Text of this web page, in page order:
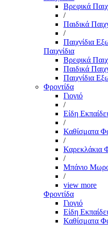
Βρεφικά
/
Παιδικά
/
Παιχνίδια
Παιχνίδια
Βρεφικά
Παιδικά
Παιχνίδια
Φροντίδα
Γιογιό
/
Είδη
/
Καθίσματα
/
Καρεκλάκια
/
Μπάνιο
/
view more
Φροντίδα
Γιογιό
Είδη
Καθίσματα